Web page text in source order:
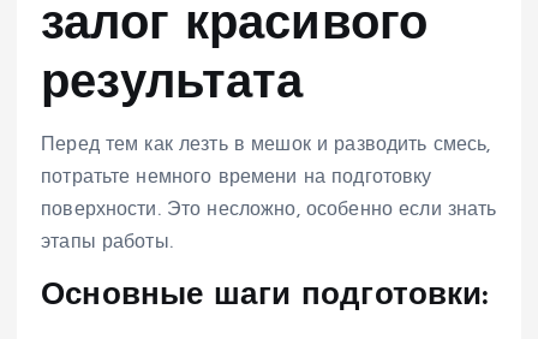
залог красивого
результата
Перед тем как лезть в мешок и разводить смесь,
потратьте немного времени на подготовку
поверхности. Это несложно, особенно если знать
этапы работы.
Основные шаги подготовки: